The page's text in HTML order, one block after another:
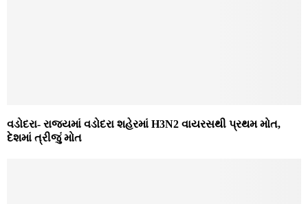
વડોદરા- રાજ્યમાં વડોદરા શહેરમાં H3N2 વાયરસથી પ્રથમ મોત,
દેશમાં ત્રીજું મોત